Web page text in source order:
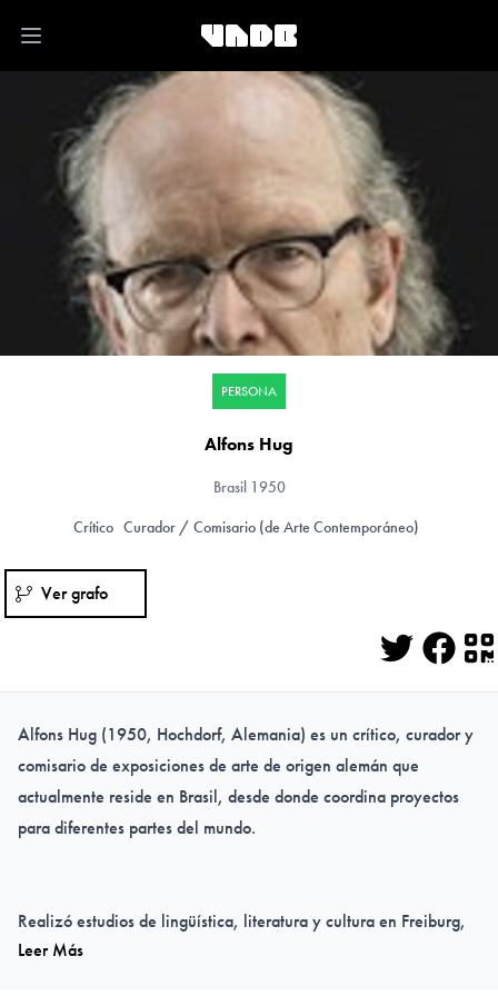
Open main menu
PERSONA
Alfons Hug
Brasil1950
Crítico Curador / Comisario (de Arte Contemporáneo)
Ver grafo
Twitter
Alfons Hug (1950, Hochdorf, Alemania) es un crítico, curador y
comisario de exposiciones de arte de origen alemán que
actualmente reside en Brasil, desde donde coordina proyectos
para diferentes partes del mundo.
Realizó estudios de lingüística, literatura y cultura en Freiburg,
Berlín, Dublín y Moscú. Fue curador de la Bienal de São Paulo
Leer Más